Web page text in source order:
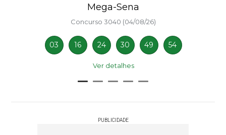
Mega-Sena
Concurso 3040 (04/08/26)
03 16 24 30 49 54
Ver detalhes
PUBLICIDADE